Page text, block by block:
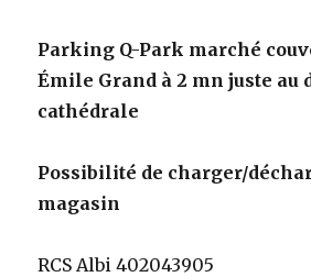
Parking Q-Park marché
Émile Grand à 2 mn juste au
cathédrale
Possibilité de charger/
magasin
RCS Albi 402043905